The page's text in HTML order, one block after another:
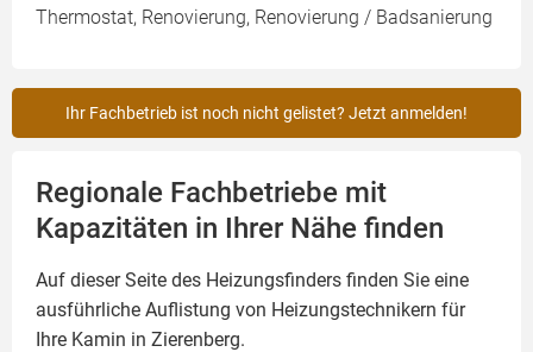
Thermostat, Renovierung, Renovierung / Badsanierung
Ihr Fachbetrieb ist noch nicht gelistet? Jetzt anmelden!
Regionale Fachbetriebe mit
Kapazitäten in Ihrer Nähe finden
Auf dieser Seite des Heizungsfinders finden Sie eine
ausführliche Auflistung von Heizungstechnikern für
Ihre Kamin in Zierenberg.